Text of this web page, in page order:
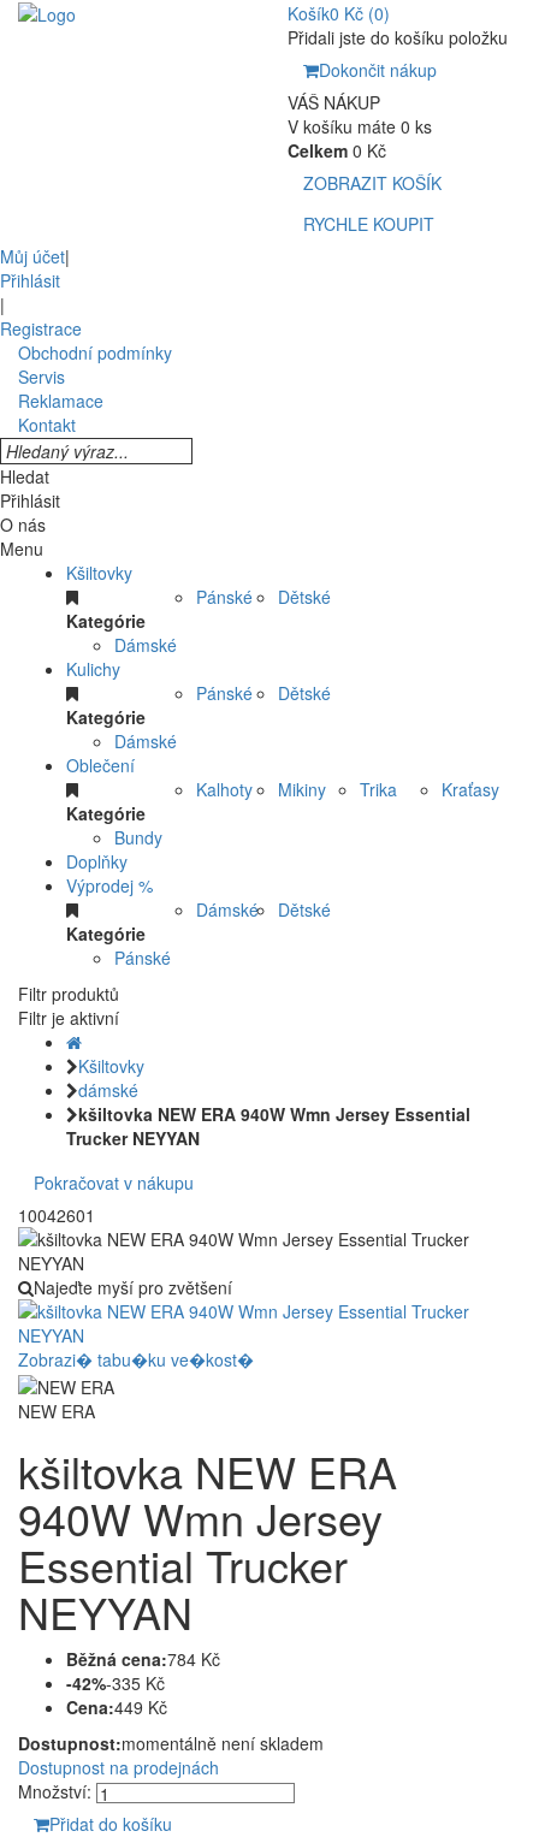
Košík0 Kč (0)
Přidali jste do košíku položku
Dokončit nákup
VÁŠ NÁKUP
V košíku máte 0 ks
Celkem 0 Kč
ZOBRAZIT KOŠÍK
RYCHLE KOUPIT
Můj účet|
Přihlásit
|
Registrace
Obchodní podmínky
Servis
Reklamace
Kontakt
Hledat
Přihlásit
O nás
Menu
Kšiltovky
Kategórie
Dámské
Pánské Dětské
Kulichy
Kategórie
Dámské
Pánské Dětské
Oblečení
Kategórie
Bundy
Kalhoty Mikiny Trika Kraťasy
Doplňky
Výprodej %
Kategórie
Pánské
Dámské Dětské
Filtr produktů
Filtr je aktivní
Kšiltovky
dámské
kšiltovka NEW ERA 940W Wmn Jersey Essential
Trucker NEYYAN
Pokračovat v nákupu
10042601
Najeďte myší pro zvětšení
Zobrazi� tabu�ku ve�kost�
NEW ERA
kšiltovka NEW ERA
940W Wmn Jersey
Essential Trucker
NEYYAN
Běžná cena:784 Kč
-42%-335 Kč
Cena:449 Kč
Dostupnost:momentálně není skladem
Dostupnost na prodejnách
Množství:
Přidat do košíku